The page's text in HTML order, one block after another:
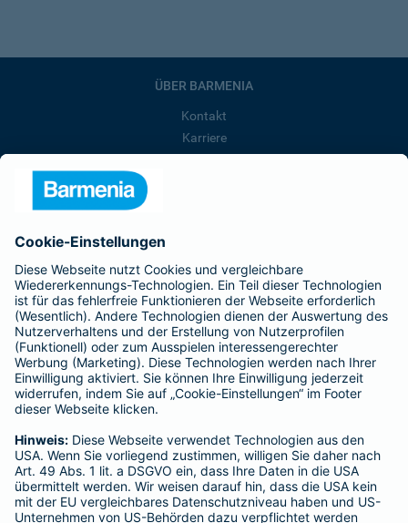
ÜBER BARMENIA
Kontakt
Karriere
Barmenia ist Teil der BarmeniaGothaer
BELIEBTE SEITEN
Kranken-Zusatzversicherung
Tierversicherungen
Haftpflichtversicherung
Hausratversicherung
Adresse ändern
Schaden melden
Kilometerstandsmeldung
Serviceübersicht